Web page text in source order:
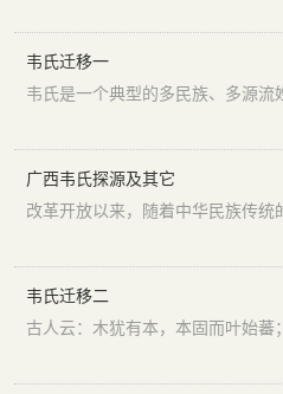
韦氏迁移一
广西韦氏探源及其它
韦氏迁移二